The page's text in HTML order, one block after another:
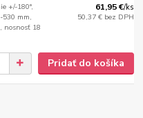
+/-180°,
530 mm,
nosnosť 18
61,95 €/ks
50,37 € bez DPH
Pridať do košíka